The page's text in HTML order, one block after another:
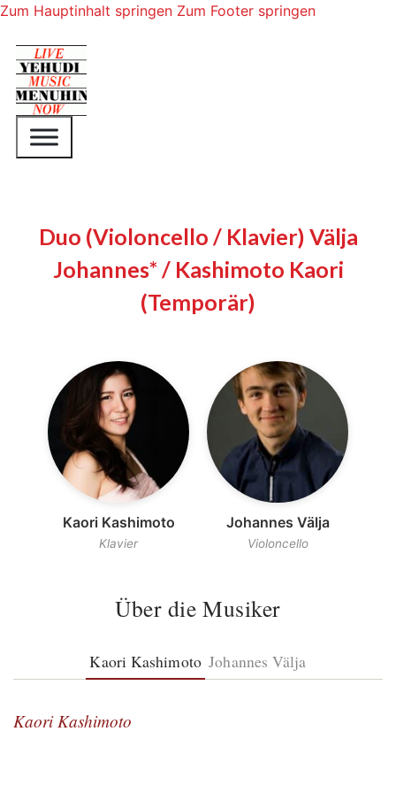
Zum Hauptinhalt springen Zum Footer springen
Duo (Violoncello / Klavier) Välja
Johannes* / Kashimoto Kaori
(Temporär)
Kaori Kashimoto
Klavier
Johannes Välja
Violoncello
Über die Musiker
Kaori Kashimoto Johannes Välja
Kaori Kashimoto